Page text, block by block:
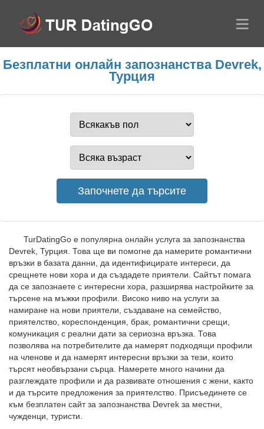
Безплатни онлайн запознанства Devrek,
Турция
TurDatingGo е популярна онлайн услуга за запознанства
Devrek, Турция. Това ще ви помогне да намерите романтични
връзки в базата данни, да идентифицирате интереси, да
срещнете нови хора и да създадете приятели. Сайтът помага
да се запознаете с интересни хора, разширява настройките за
търсене на мъжки профили. Високо ниво на услуги за
намиране на нови приятели, създаване на семейство,
приятелство, кореспонденция, брак, романтични срещи,
комуникация с реални дати за сериозна връзка. Това
позволява на потребителите да намерят подходящи профили
на членове и да намерят интересни връзки за тези, които
търсят необвързани сърца. Намерете много начини да
разглеждате профили и да развивате отношения с жени, както
и да търсите предложения за приятелство. Присъединете се
към безплатен сайт за запознанства Devrek за местни,
чужденци, туристи.